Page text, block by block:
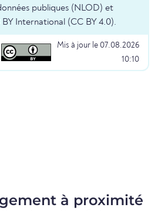
publiques (NLOD) et
International (CC BY 4.0).
Mis à jour le 07.08.2026
10:10
à proximité